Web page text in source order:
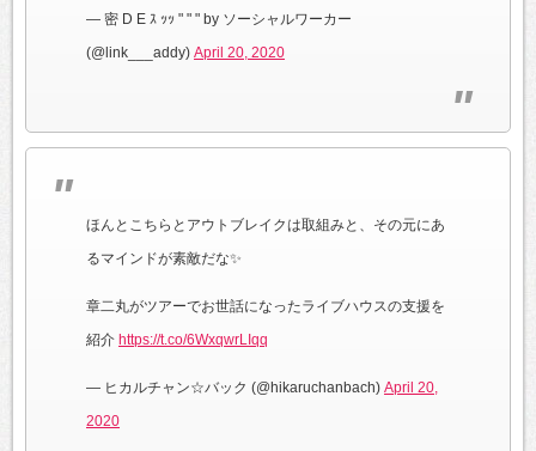
— 密 D E ｽ ｯｯ " " " by ソーシャルワーカー
(@link___addy) April 20, 2020
ほんとこちらとアウトブレイクは取組みと、その元にあ
るマインドが素敵だな✨
章二丸がツアーでお世話になったライブハウスの支援を
紹介 https://t.co/6WxqwrLIqq
— ヒカルチャン☆バック (@hikaruchanbach) April 20,
2020